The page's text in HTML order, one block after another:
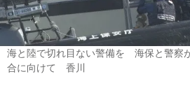
海と陸で切れ目ない警備を 海保と警察
合に向けて 香川